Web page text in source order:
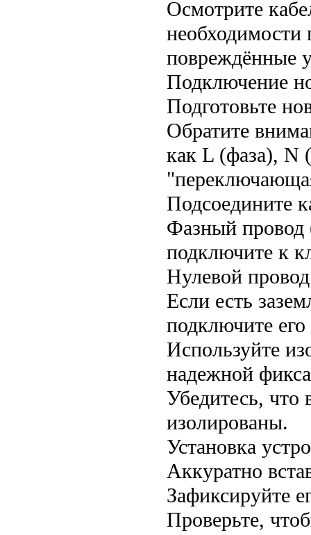
Осмотрите
необходимости
повреждённые
Подключение
Подготовьте
Обратите
как L (фаза), N
Подсоедините
Фазный провод
подключите к
Нулевой
Если есть
подключите
Используйте
надежной
Убедитесь, что
изолированы.
Установка
Аккуратно
Зафиксируйте
Проверьте,